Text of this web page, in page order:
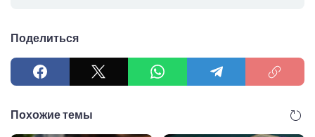
Поделиться
Похожие темы